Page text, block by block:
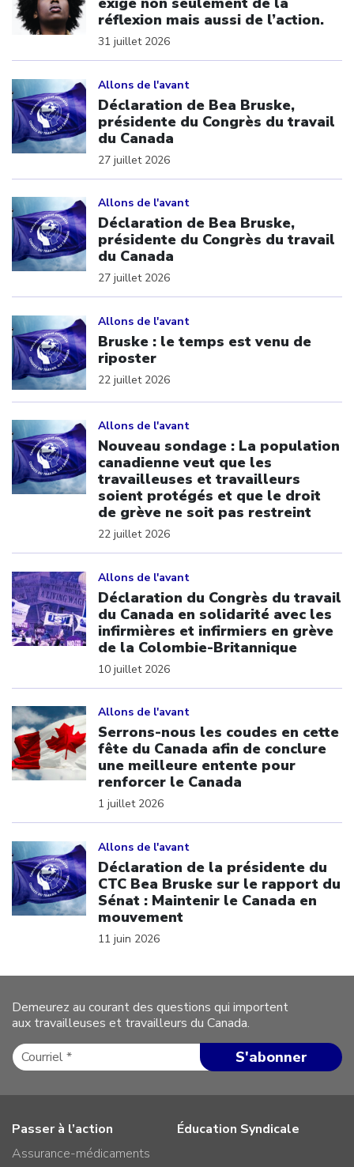
réflexion mais aussi de l’action.
31 juillet 2026
Allons de l'avant
Déclaration de Bea Bruske,
présidente du Congrès du travail
du Canada
27 juillet 2026
Allons de l'avant
Déclaration de Bea Bruske,
présidente du Congrès du travail
du Canada
27 juillet 2026
Allons de l'avant
Bruske : le temps est venu de
riposter
22 juillet 2026
Allons de l'avant
Nouveau sondage : La population
canadienne veut que les
travailleuses et travailleurs
soient protégés et que le droit
de grève ne soit pas restreint
22 juillet 2026
Allons de l'avant
Déclaration du Congrès du travail
du Canada en solidarité avec les
infirmières et infirmiers en grève
de la Colombie-Britannique
10 juillet 2026
Allons de l'avant
Serrons-nous les coudes en cette
fête du Canada afin de conclure
une meilleure entente pour
renforcer le Canada
1 juillet 2026
Allons de l'avant
Déclaration de la présidente du
CTC Bea Bruske sur le rapport du
Sénat : Maintenir le Canada en
mouvement
11 juin 2026
Demeurez au courant des questions qui importent
aux travailleuses et travailleurs du Canada.
Passer à l’action
Assurance-médicaments
Éducation Syndicale